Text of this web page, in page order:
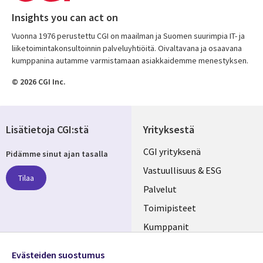
Insights you can act on
Vuonna 1976 perustettu CGI on maailman ja Suomen suurimpia IT- ja
liiketoimintakonsultoinnin palveluyhtiöitä. Oivaltavana ja osaavana
kumppanina autamme varmistamaan asiakkaidemme menestyksen.
© 2026 CGI Inc.
Yrityksestä
Useful
links
FINLAND
CGI yrityksenä
Vastuullisuus & ESG
Palvelut
Toimipisteet
Kumppanit
Lisätietoja CGI:stä
Pidämme sinut ajan tasalla
Tilaa
Evästeiden suostumus